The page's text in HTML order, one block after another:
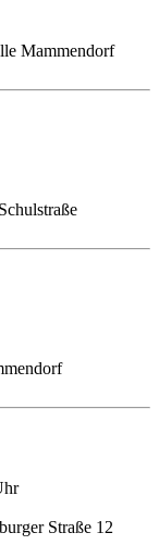
Mammendorf
Straße 12